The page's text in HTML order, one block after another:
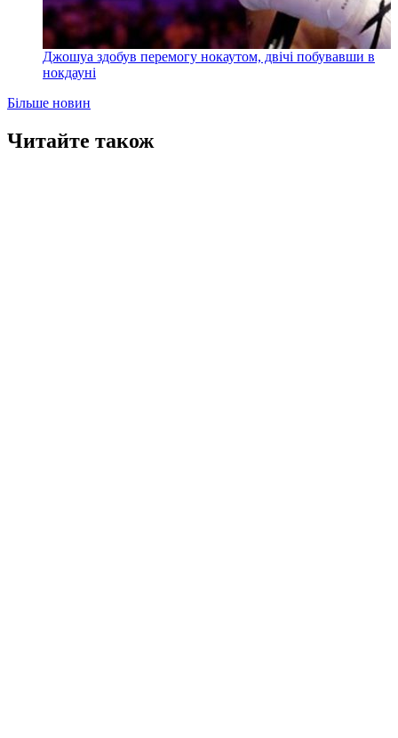
Джошуа здобув перемогу нокаутом, двічі побувавши в
нокдауні
Більше новин
Читайте також